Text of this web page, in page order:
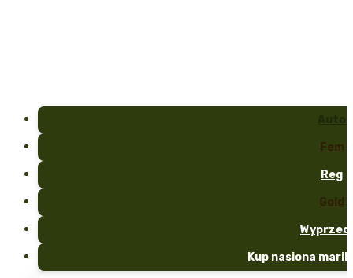
Fem
Reg
Gold
Kup nasiona